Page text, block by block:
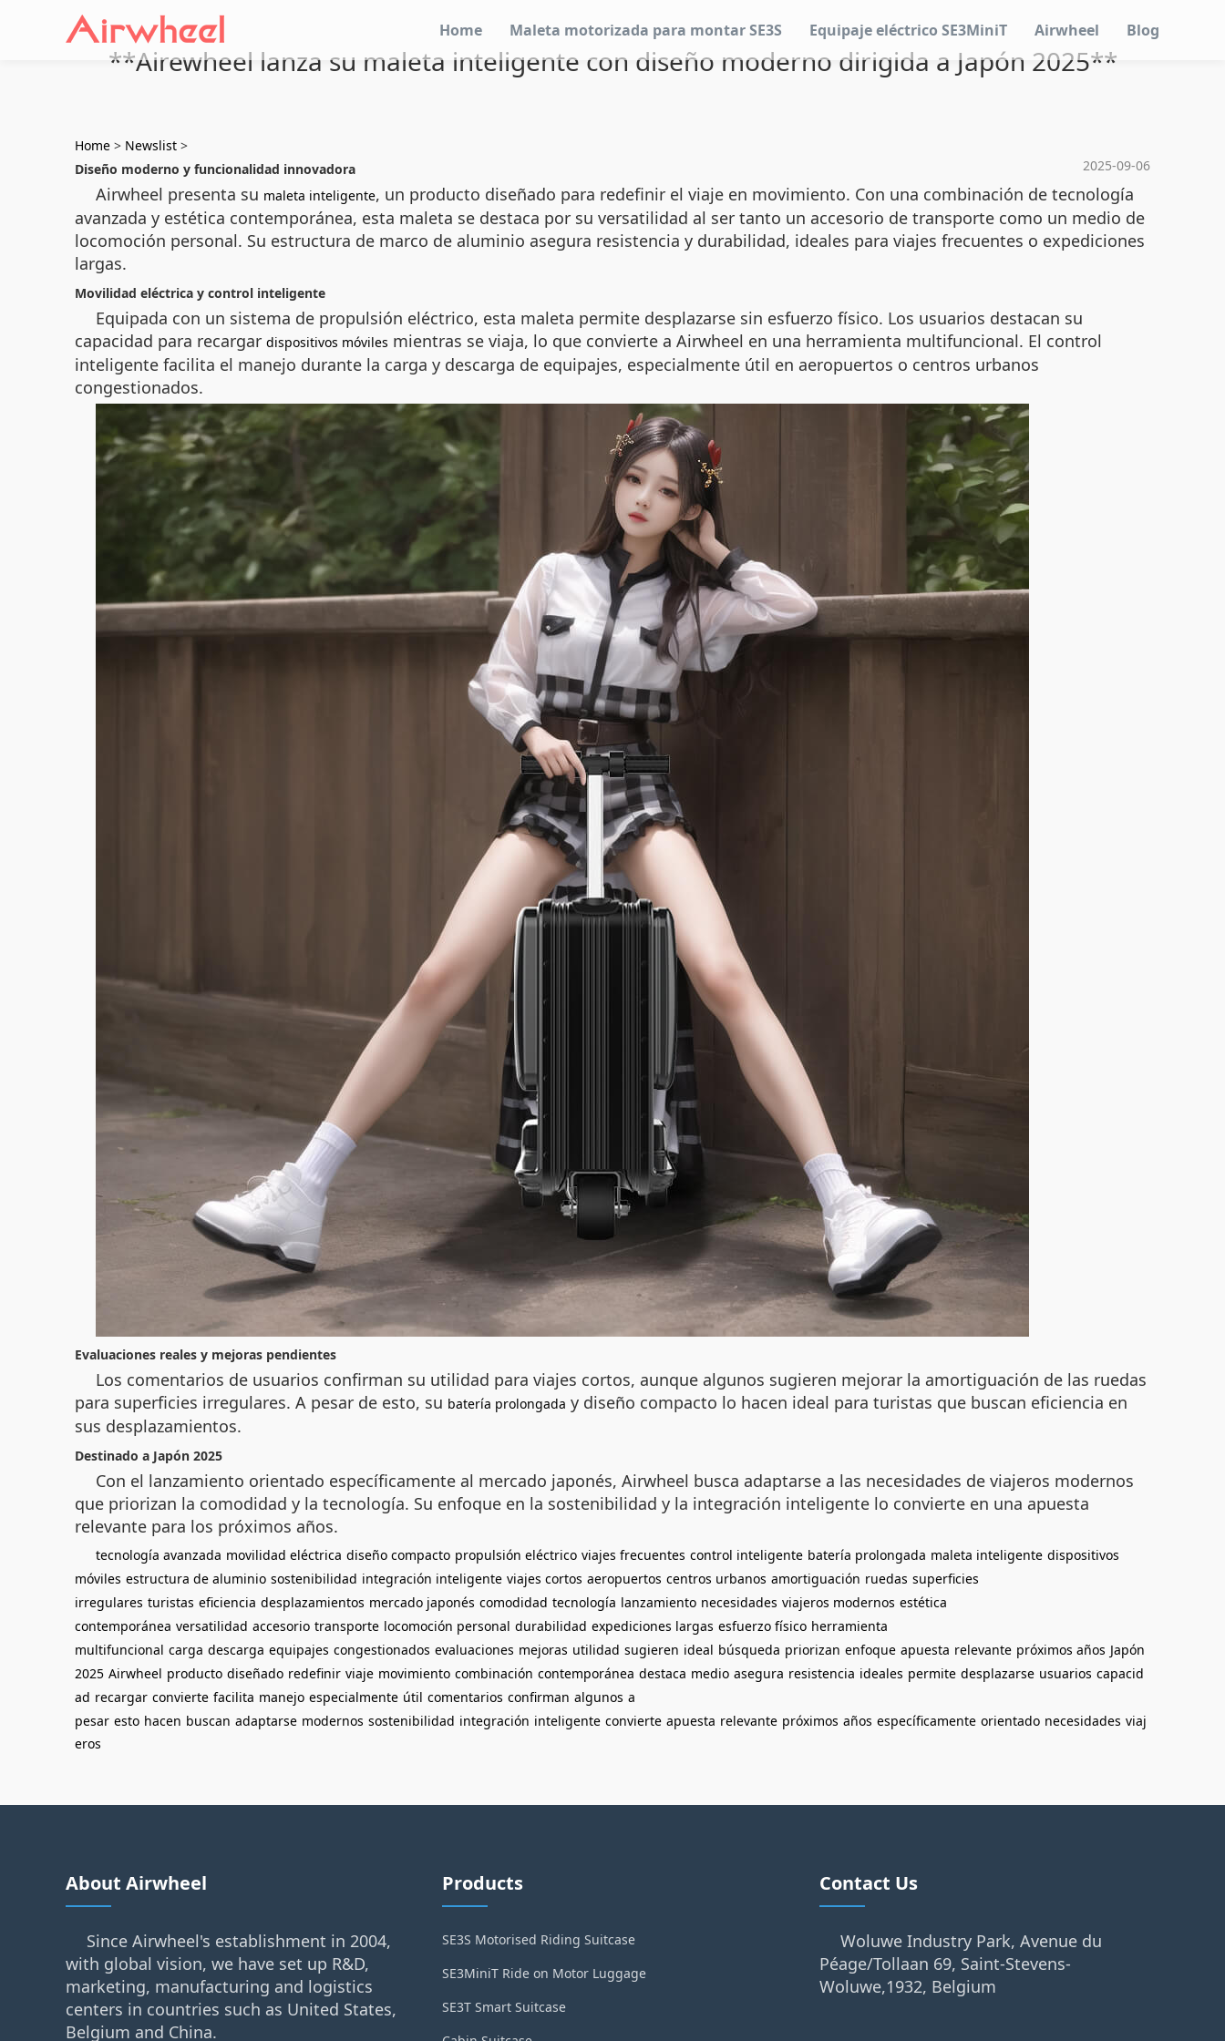
Home Maleta motorizada para montar SE3S Equipaje eléctrico SE3MiniT Airwheel Blog
**Airewheel lanza su maleta inteligente con diseño moderno dirigida a Japón 2025**
Home > Newslist >
2025-09-06
Diseño moderno y funcionalidad innovadora
Airwheel presenta su maleta inteligente, un producto diseñado para redefinir el viaje en movimiento. Con una combinación de tecnología
avanzada y estética contemporánea, esta maleta se destaca por su versatilidad al ser tanto un accesorio de transporte como un medio de
locomoción personal. Su estructura de marco de aluminio asegura resistencia y durabilidad, ideales para viajes frecuentes o expediciones
largas.
Movilidad eléctrica y control inteligente
Equipada con un sistema de propulsión eléctrico, esta maleta permite desplazarse sin esfuerzo físico. Los usuarios destacan su
capacidad para recargar dispositivos móviles mientras se viaja, lo que convierte a Airwheel en una herramienta multifuncional. El control
inteligente facilita el manejo durante la carga y descarga de equipajes, especialmente útil en aeropuertos o centros urbanos
congestionados.
Evaluaciones reales y mejoras pendientes
Los comentarios de usuarios confirman su utilidad para viajes cortos, aunque algunos sugieren mejorar la amortiguación de las ruedas
para superficies irregulares. A pesar de esto, su batería prolongada y diseño compacto lo hacen ideal para turistas que buscan eficiencia en
sus desplazamientos.
Destinado a Japón 2025
Con el lanzamiento orientado específicamente al mercado japonés, Airwheel busca adaptarse a las necesidades de viajeros modernos
que priorizan la comodidad y la tecnología. Su enfoque en la sostenibilidad y la integración inteligente lo convierte en una apuesta
relevante para los próximos años.
tecnología avanzada movilidad eléctrica diseño compacto propulsión eléctrico viajes frecuentes control inteligente batería prolongada maleta inteligente dispositivos
móviles estructura de aluminio sostenibilidad integración inteligente viajes cortos aeropuertos centros urbanos amortiguación ruedas superficies
irregulares turistas eficiencia desplazamientos mercado japonés comodidad tecnología lanzamiento necesidades viajeros modernos estética
contemporánea versatilidad accesorio transporte locomoción personal durabilidad expediciones largas esfuerzo físico herramienta
multifuncional carga descarga equipajes congestionados evaluaciones mejoras utilidad sugieren ideal búsqueda priorizan enfoque apuesta relevante próximos años Japón
2025 Airwheel producto diseñado redefinir viaje movimiento combinación contemporánea destaca medio asegura resistencia ideales permite desplazarse usuarios capacid
ad recargar convierte facilita manejo especialmente útil comentarios confirman algunos a
pesar esto hacen buscan adaptarse modernos sostenibilidad integración inteligente convierte apuesta relevante próximos años específicamente orientado necesidades viaj
eros
About Airwheel
Since Airwheel's establishment in 2004,
with global vision, we have set up R&D,
marketing, manufacturing and logistics
centers in countries such as United States,
Belgium and China.
Products
SE3S Motorised Riding Suitcase
SE3MiniT Ride on Motor Luggage
SE3T Smart Suitcase
Contact Us
Woluwe Industry Park, Avenue du
Péage/Tollaan 69, Saint-Stevens-
Woluwe,1932, Belgium